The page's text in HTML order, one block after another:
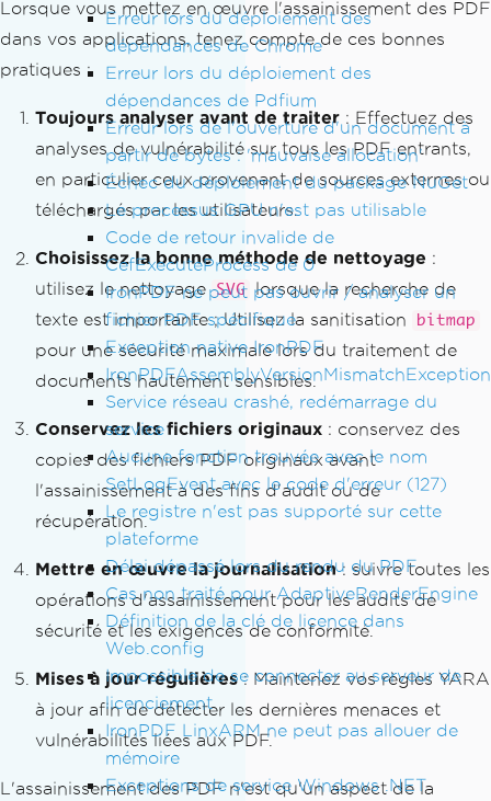
Erreur lors du déploiement des
dépendances de Chrome
Erreur lors du déploiement des
dépendances de Pdfium
Erreur lors de l'ouverture d'un document à
partir de bytes : 'mauvaise allocation'
Échec du déploiement du package NuGet
Le processus GPU n'est pas utilisable
Code de retour invalide de
CefExecuteProcess de 0
IronPDF ne peut pas ouvrir / analyser un
fichier PDF spécifique
Exception native IronPDF
IronPDFAssemblyVersionMismatchException
Service réseau crashé, redémarrage du
service
Aucune fonction trouvée avec le nom
SetLogEvent avec le code d'erreur (127)
Le registre n'est pas supporté sur cette
plateforme
Délai dépassé lors du rendu du PDF
Cas non traité pour AdaptiveRenderEngine
Définition de la clé de licence dans
Web.config
Impossible de se connecter au serveur de
licenciement
IronPDF LinxARM ne peut pas allouer de
mémoire
Exceptions de service Windows .NET
Lorsque vous mettez en œuvre l'assainissement des PDF
dans vos applications, tenez compte de ces bonnes
pratiques :
Toujours analyser avant de traiter : Effectuez des
analyses de vulnérabilité sur tous les PDF entrants,
en particulier ceux provenant de sources externes ou
téléchargés par les utilisateurs.
Choisissez la bonne méthode de nettoyage :
utilisez le nettoyage SVG lorsque la recherche de
texte est importante ; Utilisez la sanitisation
bitmap
pour une sécurité maximale lors du traitement de
documents hautement sensibles.
Conservez les fichiers originaux : conservez des
copies des fichiers PDF originaux avant
l'assainissement à des fins d'audit ou de
récupération.
Mettre en œuvre la journalisation: suivre toutes les
opérations d'assainissement pour les audits de
sécurité et les exigences de conformité.
Mises à jour régulières: Maintenez vos règles YARA
à jour afin de détecter les dernières menaces et
vulnérabilités liées aux PDF.
L'assainissement des PDF n'est qu'un aspect de la